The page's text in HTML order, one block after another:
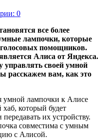
0
все более
лампочки, которые
помощников.
Алиса от Яндекса.
управлять своей умной
расскажем вам, как это
умной лампочки к Алисе
который будет
их устройству.
совместима с умным
с Алисой.